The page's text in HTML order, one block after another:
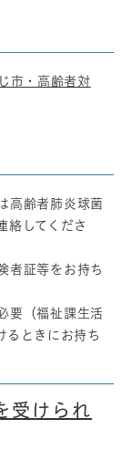
市・高齢者対
高齢者肺炎球菌
してくださ
者証等をお持ち
要（福祉課生活
ときにお持ち
受けられ